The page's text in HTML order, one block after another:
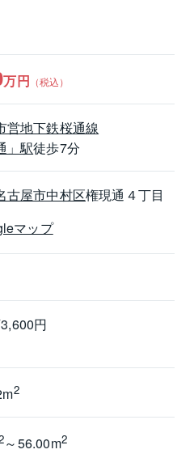
適合責任免責
存不適格建物のため、再建
られません。
しており、監督官庁によ
万円 （税込）
営地下鉄桜通線
」駅徒歩7分
古屋市中村区権現通４丁目
マップ
円
2
～56.00m2